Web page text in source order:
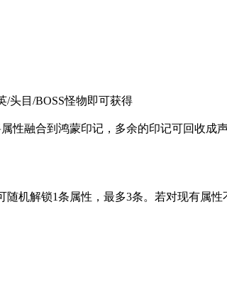
/头目/BOSS怪物即可获得
性融合到鸿蒙印记，多余的印记可回收成声
随机解锁1条属性，最多3条。若对现有属性